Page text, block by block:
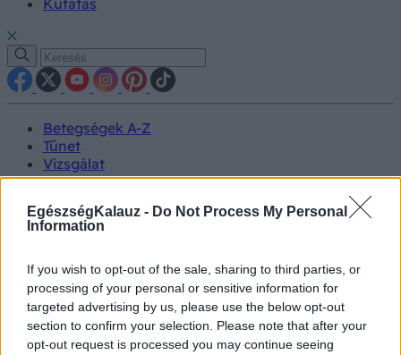
EgészségKalauz - Do Not Process My Personal
Information
If you wish to opt-out of the sale, sharing to third parties, or
processing of your personal or sensitive information for
targeted advertising by us, please use the below opt-out
section to confirm your selection. Please note that after your
opt-out request is processed you may continue seeing
Betegségek A-Z
Tünet
Vizsgálat
Kezelés
Kutatás
Prevenció
Videók
Kisállatok egészsége
#allergia #influenza#cukorbetegség
#orvosmeteorológia#vérnyomás #stroke#rákbetegség